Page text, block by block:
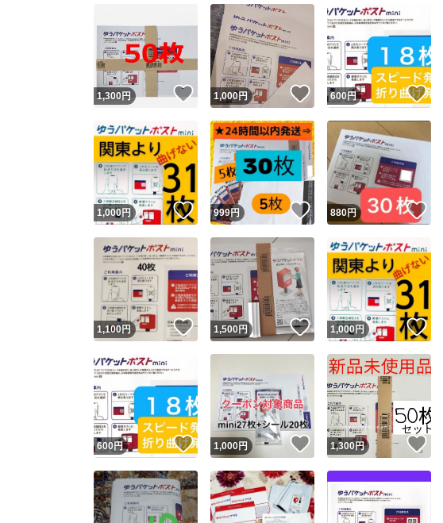
1,300円 いいね！
1,000円 いいね！
600円 い
1,000円 いいね！
999円 いいね！
880円
1,100円 いいね！
1,500円 いいね！
1,000円
600円 いいね！
1,000円 いいね！
1,300円